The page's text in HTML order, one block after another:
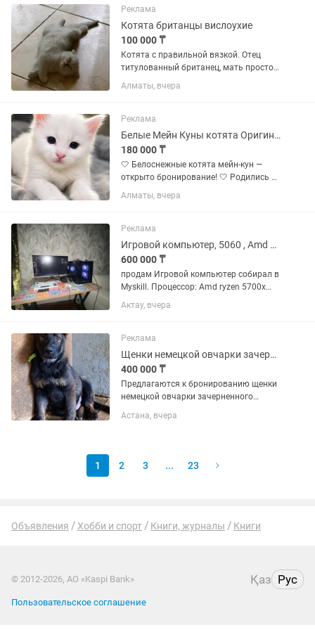
Реклама
Котята британцы вислоухие
100 000 ₸
Котята с правильной вязкой. Отец
титулованный британец, мать просто
красивая вислоухая британка,
породистая. Документы есть - от
Зеленоглазая девочка и...
Алматы, вчера
Реклама
Белые Мейн Куны котята Оригиналы
180 000 ₸
🤍 Белоснежные котята мейн-кун —
открыто бронирование! 🤍 Родились 8
июля. В помёте всего 3 котёнка —
красивые, крупные и перспективные
мейн-кун, настоящий гигант...
Алматы, вчера
Реклама
Игровой компьютер, 5060 , Amd 5700x
600 000 ₸
продам Игровой компьютер собирал в
Myskill. Процессор: Amd ryzen 5700x
Охлаждение: Pccooler paladin ex400S
Оперативка: Kingstone fury beast 32g
Видеокарта:...
Актау, вчера
Реклама
Щенки немецкой овчарки зачерненного зонарного окраса(ГДР линия)
400 000 ₸
Предлагаются к бронированию щенки
немецкой овчарки зачерненного
родословной. Родители ГДР линия.
Астана, вчера
1 2 3 ... 23
Объявления Хобби и спорт Книги, журналы Книги
© 2012-2026, АО «Kaspi Bank» Қаз Рус
Пользовательское соглашение